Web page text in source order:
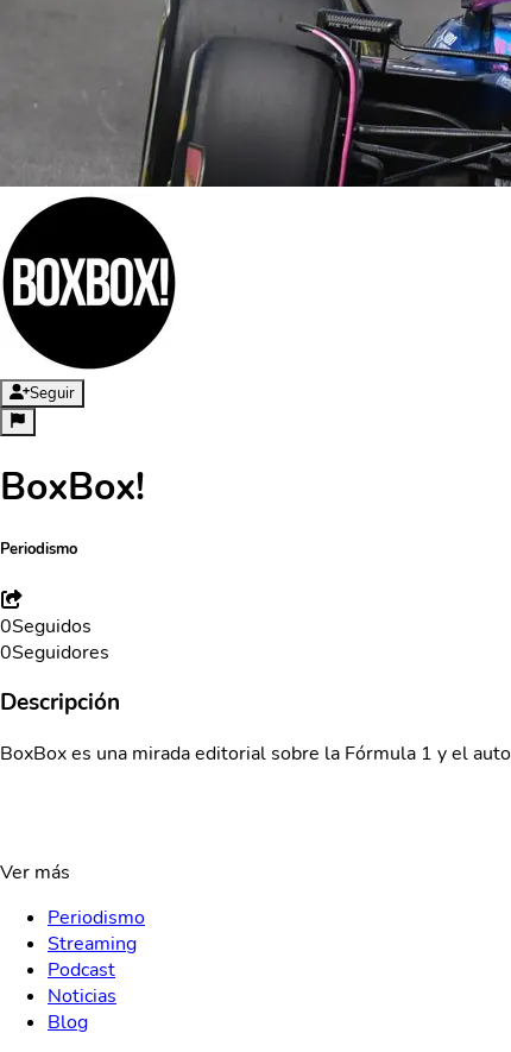
Seguir
BoxBox!
Periodismo
0Seguidos
0Seguidores
Descripción
BoxBox es una mirada editorial sobre la Fórmula 1 y el
Ver más
Periodismo
Streaming
Podcast
Noticias
Blog